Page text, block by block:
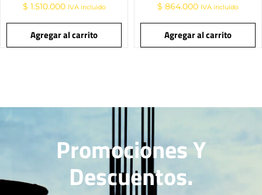
$ 1.510.000 IVA incluido
Agregar al carrito
$ 864.000 IVA incluido
Agregar al carrito
Promociones Y
Descuentos.